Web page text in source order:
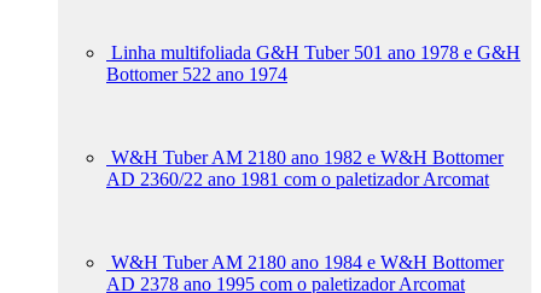
Linha multifoliada G&H Tuber 501 ano 1978 e G&H
Bottomer 522 ano 1974
W&H Tuber AM 2180 ano 1982 e W&H Bottomer
AD 2360/22 ano 1981 com o paletizador Arcomat
W&H Tuber AM 2180 ano 1984 e W&H Bottomer
AD 2378 ano 1995 com o paletizador Arcomat